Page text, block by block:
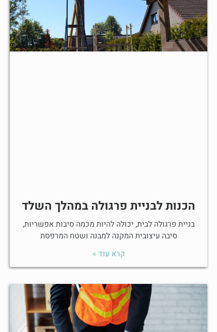
הכנות לבניית פרגולה במהלך השלד
בניית פרגולה לבית, יכולה להיות מכמה סיבות אפשריות,
סיבה עיצובית המקנה למבנה ושטח המרפסת
קרא עוד »